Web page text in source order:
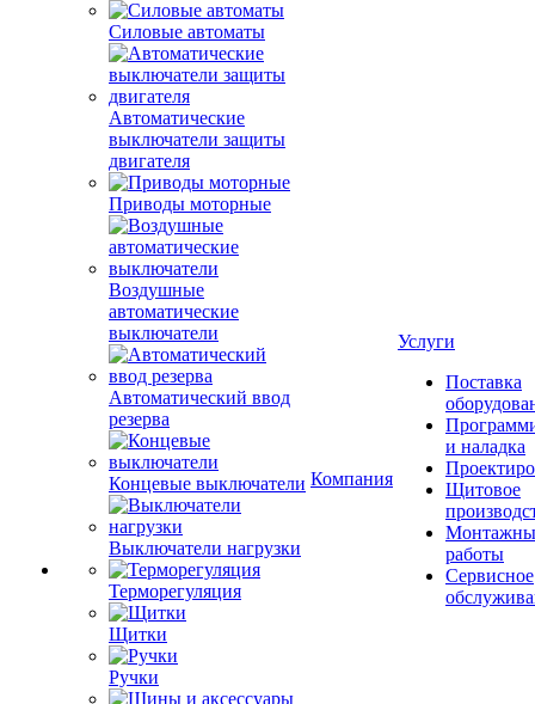
Силовые автоматы
Автоматические
выключатели защиты
двигателя
Приводы моторные
Воздушные
автоматические
выключатели
Автоматический ввод
резерва
Концевые выключатели
Выключатели нагрузки
Терморегуляция
Щитки
Ручки
Компания
Услуги
Поставка
и наладка
Щитовое
работы
Сервисное